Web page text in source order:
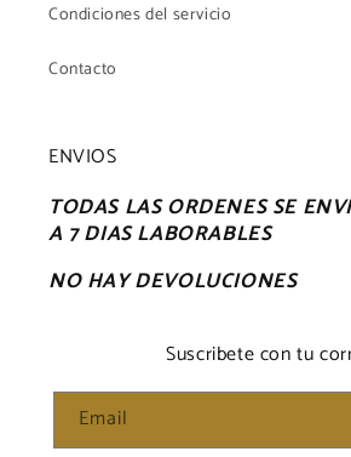
Condiciones del servicio
Contacto
ENVIOS
TODAS LAS ORDENES SE
A 7 DIAS LABORABLES
NO HAY DEVOLUCIONES
Suscribete con tu
Email